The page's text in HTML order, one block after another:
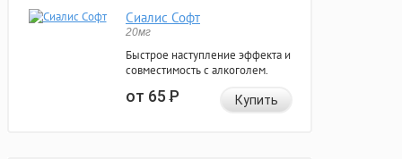
Сиалис Софт
20мг
Быстрое наступление эффекта и
совместимость с алкоголем.
от 65Р Купить